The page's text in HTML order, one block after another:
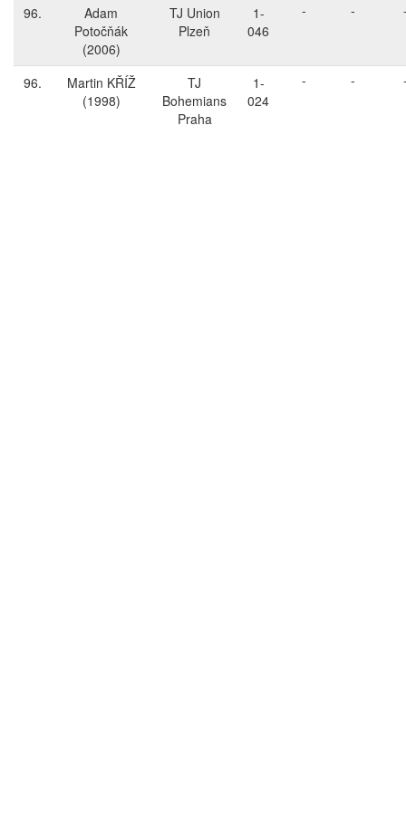
96.
Adam
Potočňák
(2006)
TJ Union
Plzeň
1-
046
- -
96.
Martin KŘÍŽ
(1998)
TJ
Bohemians
Praha
1-
024
- -